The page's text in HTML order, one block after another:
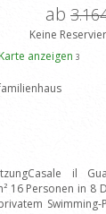
ab
Keine
anzeigen 3
il
16 Personen in